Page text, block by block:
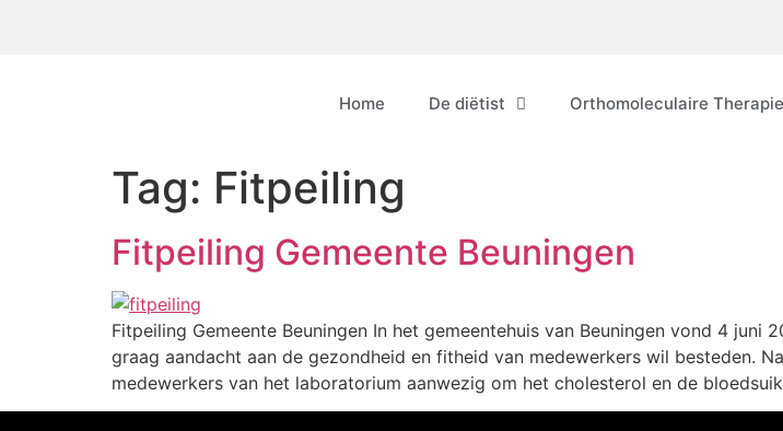
Home De diëtist Orthomoleculaire Therapie
Tag: Fitpeiling
Fitpeiling Gemeente Beuningen
Fitpeiling Gemeente Beuningen In het gemeentehuis van Beuningen vond 4
graag aandacht aan de gezondheid en fitheid van medewerkers wil besteden.
medewerkers van het laboratorium aanwezig om het cholesterol en de